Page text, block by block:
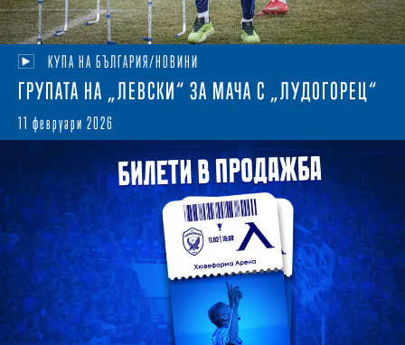
КУПА НА БЪЛГАРИЯ/НОВИНИ
ГРУПАТА НА „ЛЕВСКИ“ ЗА МАЧА С „ЛУДОГОРЕЦ“
11 февруари 2026